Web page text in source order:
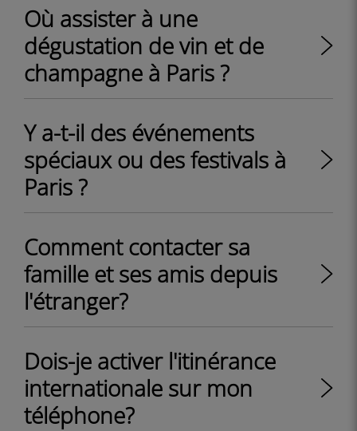
Où assister à une
dégustation de vin et de
champagne à Paris ?
Y a-t-il des événements
spéciaux ou des festivals à
Paris ?
Comment contacter sa
famille et ses amis depuis
l'étranger?
Dois-je activer l'itinérance
internationale sur mon
téléphone?